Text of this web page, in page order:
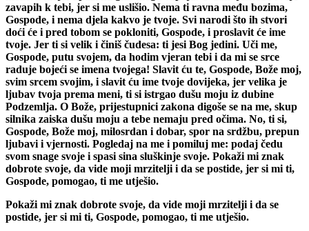
zavapih k tebi, jer si me uslišio. Nema ti ravna među bozima,
Gospode, i nema djela kakvo je tvoje. Svi narodi što ih stvori
doći će i pred tobom se pokloniti, Gospode, i proslavit će ime
tvoje. Jer ti si velik i činiš čudesa: ti jesi Bog jedini. Uči me,
Gospode, putu svojem, da hodim vjeran tebi i da mi se srce
raduje bojeći se imena tvojega! Slavit ću te, Gospode, Bože moj,
svim srcem svojim, i slavit ću ime tvoje dovijeka, jer velika je
ljubav tvoja prema meni, ti si istrgao dušu moju iz dubine
Podzemlja. O Bože, prijestupnici zakona digoše se na me, skup
silnika zaiska dušu moju a tebe nemaju pred očima. No, ti si,
Gospode, Bože moj, milosrdan i dobar, spor na srdžbu, prepun
ljubavi i vjernosti. Pogledaj na me i pomiluj me: podaj čedu
svom snage svoje i spasi sina sluškinje svoje. Pokaži mi znak
dobrote svoje, da vide moji mrzitelji i da se postide, jer si mi ti,
Gospode, pomogao, ti me utješio.
Pokaži mi znak dobrote svoje, da vide moji mrzitelji i da se
postide, jer si mi ti, Gospode, pomogao, ti me utješio.